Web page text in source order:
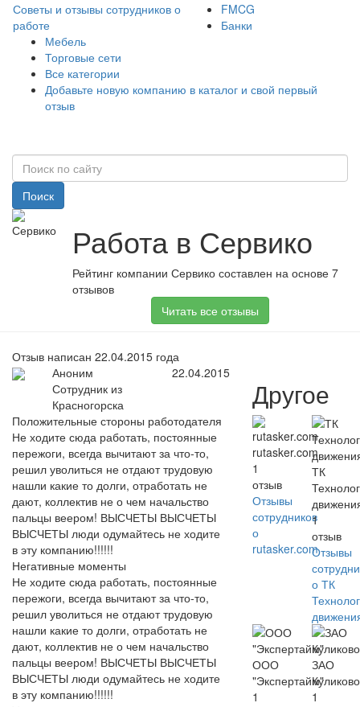
Советы и отзывы сотрудников о
работе
FMCG
Банки
Мебель
Торговые сети
Все категории
Добавьте новую компанию в каталог и свой первый
отзыв
Поиск
Работа в Сервико
Рейтинг компании Сервико составлен на основе 7
отзывов
Читать все отзывы
Отзыв написан 22.04.2015 года
Аноним
Сотрудник из
Красногорска
22.04.2015
Положительные стороны работодателя
Не ходите сюда работать, постоянные
пережоги, всегда вычитают за что-то,
решил уволиться не отдают трудовую
нашли какие то долги, отработать не
дают, коллектив не о чем начальство
пальцы веером! ВЫСЧЕТЫ ВЫСЧЕТЫ
ВЫСЧЕТЫ люди одумайтесь не ходите
в эту компанию!!!!!!
Негативные моменты
Не ходите сюда работать, постоянные
пережоги, всегда вычитают за что-то,
решил уволиться не отдают трудовую
нашли какие то долги, отработать не
дают, коллектив не о чем начальство
пальцы веером! ВЫСЧЕТЫ ВЫСЧЕТЫ
ВЫСЧЕТЫ люди одумайтесь не ходите
в эту компанию!!!!!!
Другое
rutasker.com
1
отзыв
Отзывы
сотрудников
о
rutasker.com
ТК
1
отзыв
Отзывы
о ТК
ООО
"Экспертайм"
1
ЗАО
1